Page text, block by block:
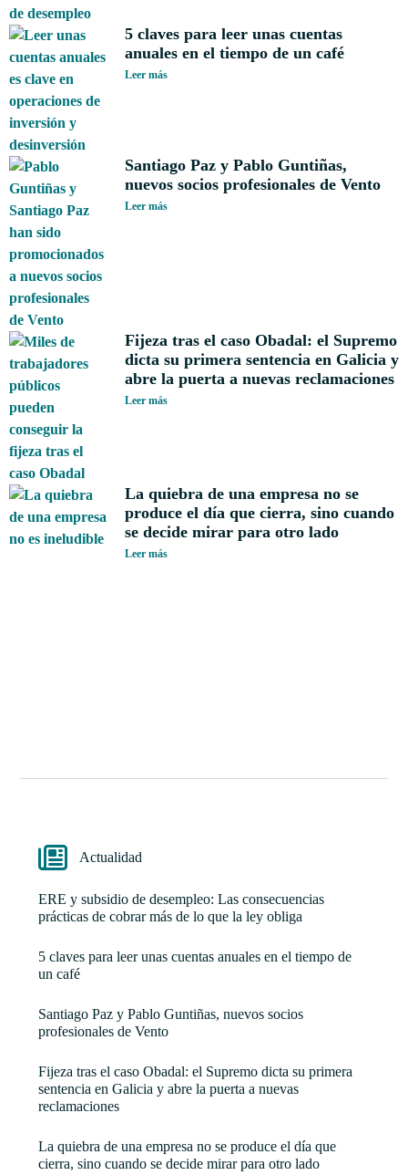
5 claves para leer unas cuentas
anuales en el tiempo de un café
Leer más
Santiago Paz y Pablo Guntiñas,
nuevos socios profesionales de Vento
Leer más
Fijeza tras el caso Obadal: el Supremo
dicta su primera sentencia en Galicia y
abre la puerta a nuevas reclamaciones
Leer más
La quiebra de una empresa no se
produce el día que cierra, sino cuando
se decide mirar para otro lado
Leer más
Actualidad
ERE y subsidio de desempleo: Las consecuencias
prácticas de cobrar más de lo que la ley obliga
5 claves para leer unas cuentas anuales en el tiempo de
un café
Santiago Paz y Pablo Guntiñas, nuevos socios
profesionales de Vento
Fijeza tras el caso Obadal: el Supremo dicta su primera
sentencia en Galicia y abre la puerta a nuevas
reclamaciones
La quiebra de una empresa no se produce el día que
cierra, sino cuando se decide mirar para otro lado